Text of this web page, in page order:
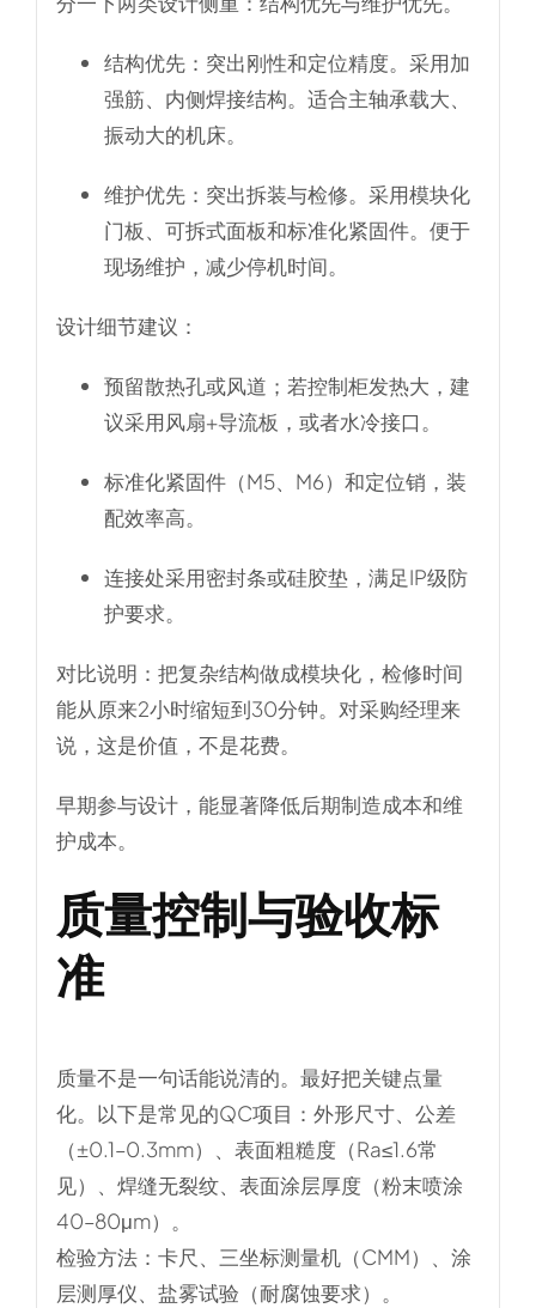
结构优先：突出刚性和定位精度。采用加
强筋、内侧焊接结构。适合主轴承载大、
振动大的机床。
维护优先：突出拆装与检修。采用模块化
门板、可拆式面板和标准化紧固件。便于
现场维护，减少停机时间。
设计细节建议：
预留散热孔或风道；若控制柜发热大，建
议采用风扇+导流板，或者水冷接口。
标准化紧固件（M5、M6）和定位销，装
配效率高。
连接处采用密封条或硅胶垫，满足IP级防
护要求。
对比说明 ：把复杂结构做成模块化，检修时间
能从原来2小时缩短到30分钟。对采购经理来
说，这是价值，不是花费。
早期参与设计，能显著降低后期制造成本和维
护成本。
质量控制与验收标
准
质量不是一句话能说清的。最好把关键点量
化。以下是常见的QC项目：外形尺寸、公差
（±0.1–0.3mm）、表面粗糙度（Ra≤1.6常
见）、焊缝无裂纹、表面涂层厚度（粉末喷涂
40–80μm）。
检验方法：卡尺、三坐标测量机（CMM）、涂
层测厚仪、盐雾试验（耐腐蚀要求）。